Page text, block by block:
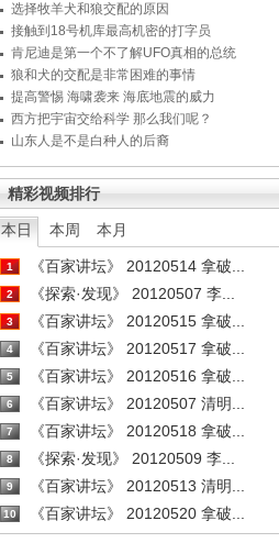
选择牧羊犬和狼交配的原因
接触到18号机库最高机密的打字员
肯尼迪是第一个不了解UFO真相的总统
狼和犬的交配是非常困难的事情
提高警惕 海啸袭来 海底地震的威力
西方把宇宙交给科学 那么我们呢？
山东人是不是白种人的后裔
精彩视频排行
本日 本周 本月
1 《百家讲坛》 20120514 拿破...
2 《探索·发现》 20120507 李...
3 《百家讲坛》 20120515 拿破...
4 《百家讲坛》 20120517 拿破...
5 《百家讲坛》 20120516 拿破...
6 《百家讲坛》 20120507 清明...
7 《百家讲坛》 20120518 拿破...
8 《探索·发现》 20120509 李...
9 《百家讲坛》 20120513 清明...
10 《百家讲坛》 20120520 拿破...